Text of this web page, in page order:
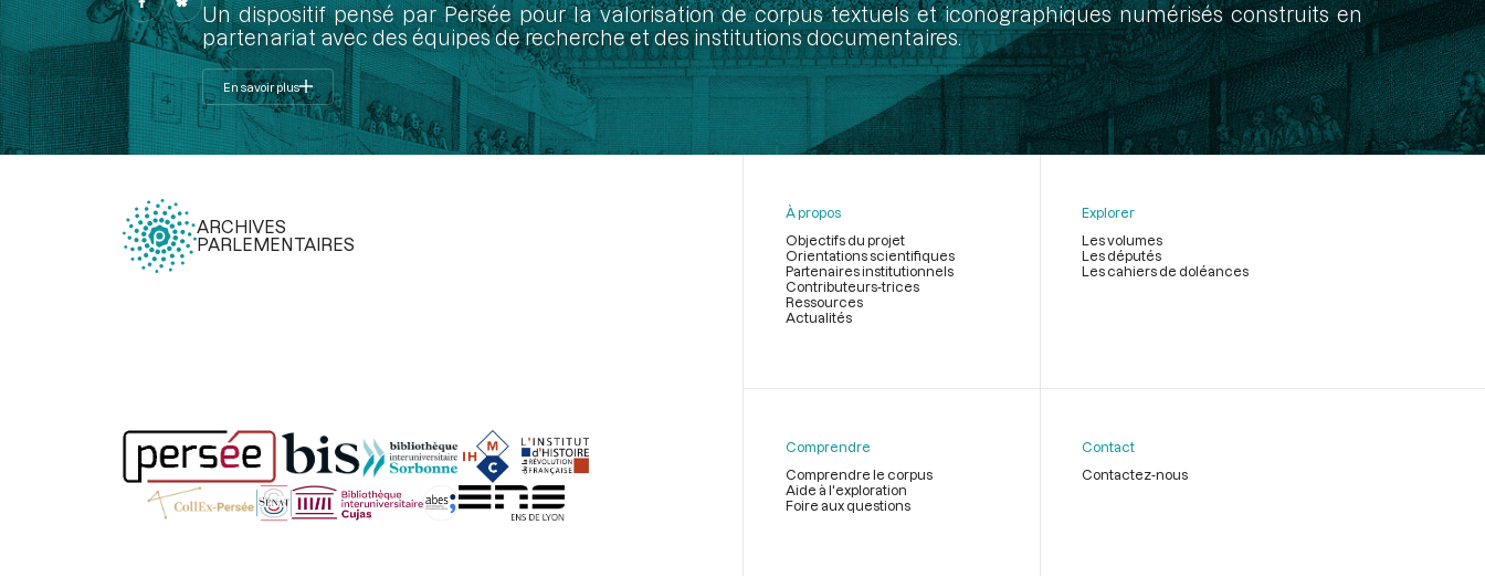
Un dispositif pensé par Persée pour la valorisation de corpus textuels et iconographiques numérisés construits en
partenariat avec des équipes de recherche et des institutions documentaires.
En savoir plus
ARCHIVES
PARLEMENTAIRES
page
À propos
Objectifs du projet
Orientations scientifiques
Partenaires institutionnels
Contributeurs-trices
Ressources
Actualités
Explorer
Les volumes
Les députés
Les cahiers de doléances
Comprendre
Comprendre le corpus
Aide à l'exploration
Foire aux questions
Contact
Contactez-nous